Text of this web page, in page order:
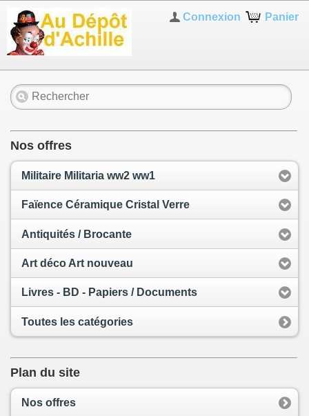
Panier
Connexion
Nos offres
Militaire Militaria ww2 ww1
Faïence Céramique Cristal Verre
Antiquités / Brocante
Art déco Art nouveau
Livres - BD - Papiers / Documents
Toutes les catégories
Plan du site
Nos offres